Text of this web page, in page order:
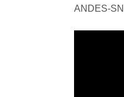
ANDES-